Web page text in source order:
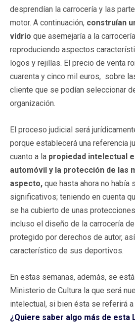
desprendían la carrocería y las
motor. A continuación, construían
vidrio que asemejaría a la
reproduciendo aspectos
logos y rejillas. El precio de venta
cuarenta y cinco mil euros, sobre
cliente que se podían seleccionar
organización.
El proceso judicial será
porque establecerá una referencia
cuanto a la propiedad intelectual
automóvil y la protección de las
aspecto, que hasta ahora no había
significativos; teniendo en cuenta
se ha cubierto de unas
incluso el diseño de la carrocería
protegido por derechos de autor,
característico de sus deportivos.
En estas semanas, además, se
Ministerio de Cultura la que será
intelectual, si bien ésta se referirá
¿Quiere saber algo más de esta